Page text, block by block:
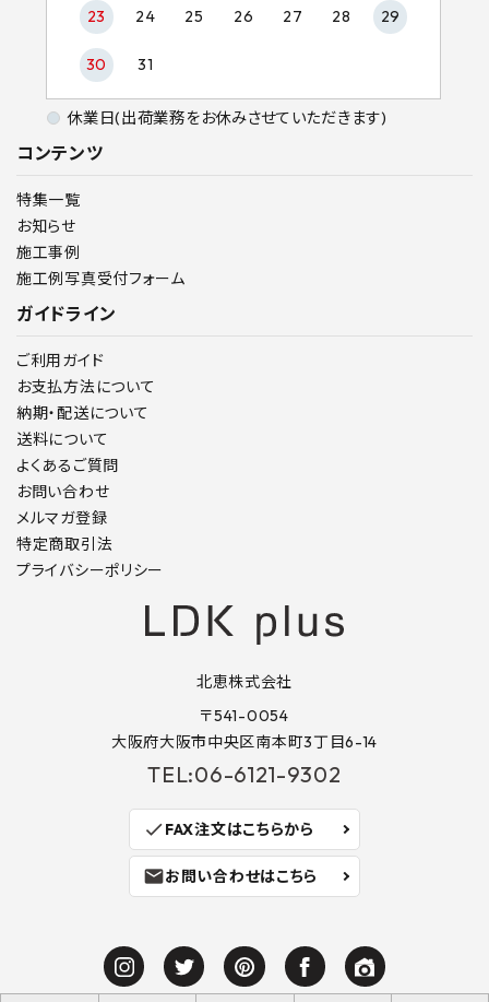
コンテンツ
特集一覧
お知らせ
施工事例
施工例写真受付フォーム
ガイドライン
ご利用ガイド
お支払方法について
納期・配送について
送料について
よくあるご質問
お問い合わせ
メルマガ登録
特定商取引法
プライバシーポリシー
23 24 25 26 27 28 29
30 31
休業日(出荷業務をお休みさせていただきます)
北恵株式会社
〒541-0054
大阪府大阪市中央区南本町3丁目6-14
TEL:06-6121-9302
checkFAX注文はこちらから
mailお問い合わせはこちら